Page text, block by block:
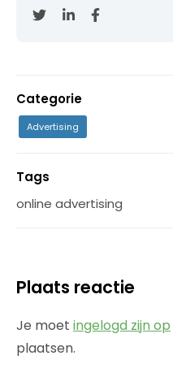
Categorie
Advertising
Tags
online advertising
Plaats reactie
Je moet ingelogd zijn op
plaatsen.